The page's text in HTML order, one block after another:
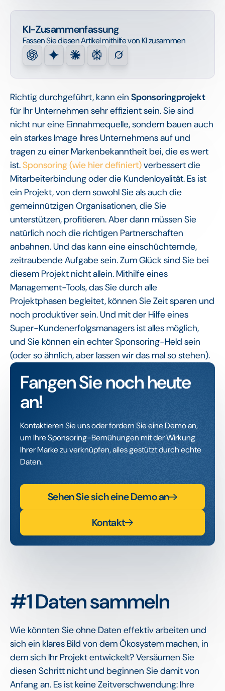
KI-Zusammenfassung
Fassen Sie diesen Artikel mithilfe von KI zusammen
Richtig durchgeführt, kann ein Sponsoringprojekt
für Ihr Unternehmen sehr effizient sein. Sie sind
nicht nur eine Einnahmequelle, sondern bauen auch
ein starkes Image Ihres Unternehmens auf und
tragen zu einer Markenbekanntheit bei, die es wert
ist.Sponsoring (wie hier definiert)verbessert die
Mitarbeiterbindung oder die Kundenloyalität. Es ist
ein Projekt, von dem sowohl Sie als auch die
gemeinnützigen Organisationen, die Sie
unterstützen, profitieren. Aber dann müssen Sie
natürlich noch die richtigen Partnerschaften
anbahnen. Und das kann eine einschüchternde,
zeitraubende Aufgabe sein. Zum Glück sind Sie bei
diesem Projekt nicht allein. Mithilfe eines
Management-Tools, das Sie durch alle
Projektphasen begleitet, können Sie Zeit sparen und
noch produktiver sein. Und mit der Hilfe eines
Super-Kundenerfolgsmanagers ist alles möglich,
und Sie können ein echter Sponsoring-Held sein
(oder so ähnlich, aber lassen wir das mal so stehen).
Fangen Sie noch heute
an!
Kontaktieren Sie uns oder fordern Sie eine Demo an,
um Ihre Sponsoring-Bemühungen mit der Wirkung
Ihrer Marke zu verknüpfen, alles gestützt durch echte
Daten.
Sehen Sie sich eine Demo an
Kontakt
#1 Daten sammeln
Wie könnten Sie ohne Daten effektiv arbeiten und
sich ein klares Bild von dem Ökosystem machen, in
dem sich Ihr Projekt entwickelt? Versäumen Sie
diesen Schritt nicht und beginnen Sie damit von
Anfang an. Es ist keine Zeitverschwendung: Ihre